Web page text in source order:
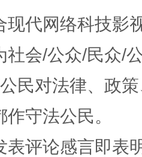
谢
现代网络科技影
社会/公众/民众/
民对法律、政
守法公民。
表评论感言即表